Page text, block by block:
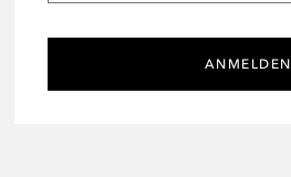
ANMELDEN